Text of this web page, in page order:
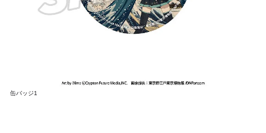
缶バッジ1